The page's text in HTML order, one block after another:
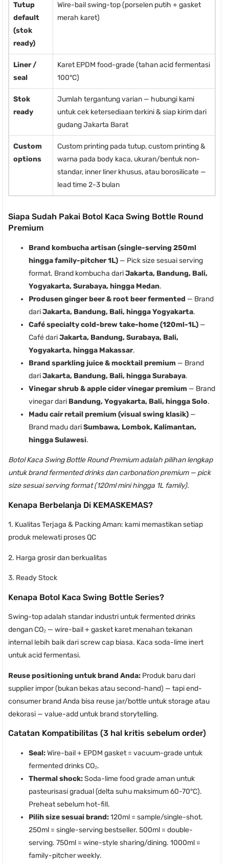
Tutup
default
(stok
ready)
Wire-bail swing-top (porselen putih + gasket
merah karet)
Liner /
seal
Karet EPDM food-grade (tahan acid fermentasi
100°C)
Stok
ready
Jumlah tergantung varian — hubungi kami
untuk cek ketersediaan terkini & siap kirim dari
gudang Jakarta Barat
Custom
options
Custom printing pada tutup, custom printing &
warna pada body kaca, ukuran/bentuk non-
standar, inner liner khusus, atau borosilicate —
lead time 2-3 bulan
Siapa Sudah Pakai Botol Kaca Swing Bottle Round
Premium
Brand kombucha artisan (single-serving 250ml
hingga family-pitcher 1L) — Pick size sesuai serving
format. Brand kombucha dariJakarta, Bandung, Bali,
Yogyakarta, Surabaya, hingga Medan.
Produsen ginger beer & root beer fermented — Brand
dariJakarta, Bandung, Bali, hingga Yogyakarta.
Café specialty cold-brew take-home (120ml-1L) —
Café dariJakarta, Bandung, Surabaya, Bali,
Yogyakarta, hingga Makassar.
Brand sparkling juice & mocktail premium — Brand
dariJakarta, Bandung, Bali, hingga Surabaya.
Vinegar shrub & apple cider vinegar premium — Brand
vinegar dari Bandung, Yogyakarta, Bali, hingga Solo.
Madu cair retail premium (visual swing klasik) —
Brand madu dariSumbawa, Lombok, Kalimantan,
hingga Sulawesi.
Botol Kaca Swing Bottle Round Premium adalah pilihan lengkap
untuk brand fermented drinks dan carbonation premium — pick
size sesuai serving format (120ml mini hingga 1L family).
Kenapa Berbelanja Di KEMASKEMAS?
1. Kualitas Terjaga & Packing Aman: kami memastikan setiap
produk melewati proses QC
2. Harga grosir dan berkualitas
3. Ready Stock
Kenapa Botol Kaca Swing Bottle Series?
Swing-top adalah standar industri untuk fermented drinks
dengan CO₂ — wire-bail + gasket karet menahan tekanan
internal lebih baik dari screw cap biasa. Kaca soda-lime inert
untuk acid fermentasi.
Reuse positioning untuk brand Anda: Produk baru dari
supplier impor (bukan bekas atau second-hand) — tapi end-
consumer brand Anda bisa reuse jar/bottle untuk storage atau
dekorasi — value-add untuk brand storytelling.
Catatan Kompatibilitas (3 hal kritis sebelum order)
Seal:Wire-bail + EPDM gasket = vacuum-grade untuk
fermented drinks CO₂.
Thermal shock:Soda-lime food grade aman untuk
pasteurisasi gradual (delta suhu maksimum 60-70°C).
Preheat sebelum hot-fill.
Pilih size sesuai brand:120ml = sample/single-shot.
250ml = single-serving bestseller. 500ml = double-
serving. 750ml = wine-style sharing/dining. 1000ml =
family-pitcher weekly.